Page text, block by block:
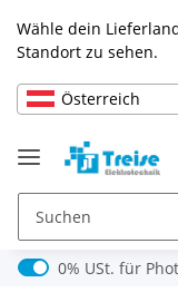
Wähle dein
Standort zu sehen.
Österreich
0% USt. für
0% USt. für